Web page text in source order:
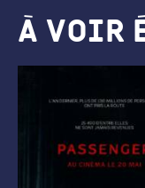
À voir